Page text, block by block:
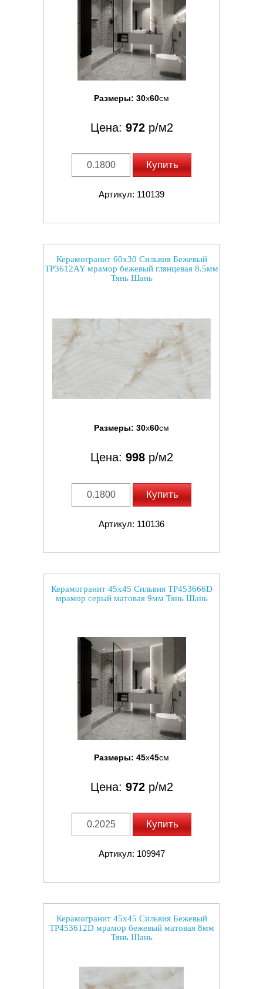
Размеры: 30x60см
Цена: 972р/м2
Купить
Артикул: 110139
Керамогранит 60x30 Сильвия Бежевый
TP3612AY мрамор бежевый глянцевая 8.5мм
Тянь Шань
Размеры: 30x60см
Цена: 998р/м2
Купить
Артикул: 110136
Керамогранит 45x45 Сильвия TP453666D
мрамор серый матовая 9мм Тянь Шань
Размеры: 45x45см
Цена: 972р/м2
Купить
Артикул: 109947
Керамогранит 45x45 Сильвия Бежевый
TP453612D мрамор бежевый матовая 8мм
Тянь Шань